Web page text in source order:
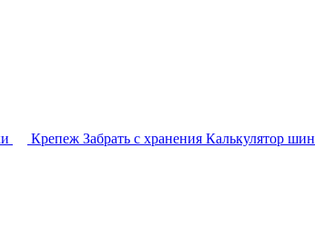
Крепеж Забрать с хранения Калькулятор шин